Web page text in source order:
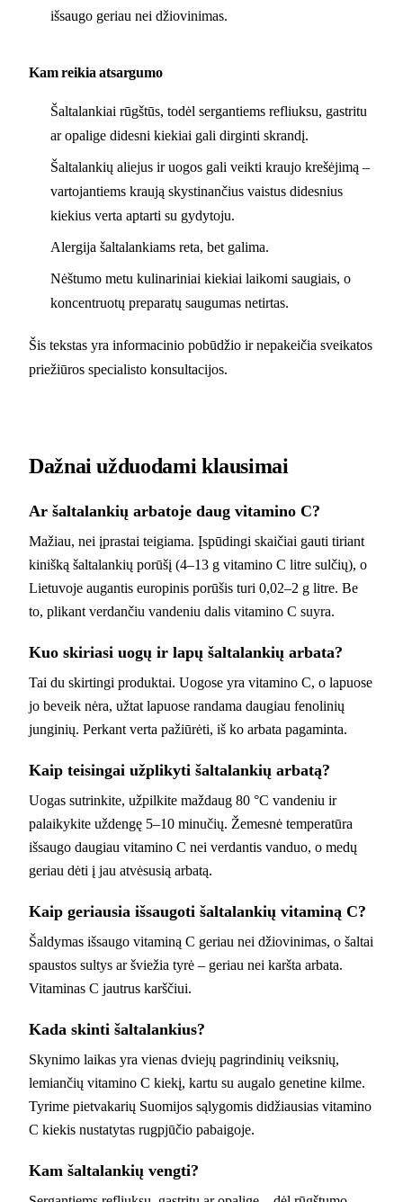
išsaugo geriau nei džiovinimas.
Kam reikia atsargumo
Šaltalankiai rūgštūs, todėl sergantiems refliuksu, gastritu
ar opalige didesni kiekiai gali dirginti skrandį.
Šaltalankių aliejus ir uogos gali veikti kraujo krešėjimą –
vartojantiems kraują skystinančius vaistus didesnius
kiekius verta aptarti su gydytoju.
Alergija šaltalankiams reta, bet galima.
Nėštumo metu kulinariniai kiekiai laikomi saugiais, o
koncentruotų preparatų saugumas netirtas.
Šis tekstas yra informacinio pobūdžio ir nepakeičia sveikatos
priežiūros specialisto konsultacijos.
Dažnai užduodami klausimai
Ar šaltalankių arbatoje daug vitamino C?
Mažiau, nei įprastai teigiama. Įspūdingi skaičiai gauti tiriant
kinišką šaltalankių porūšį (4–13 g vitamino C litre sulčių), o
Lietuvoje augantis europinis porūšis turi 0,02–2 g litre. Be
to, plikant verdančiu vandeniu dalis vitamino C suyra.
Kuo skiriasi uogų ir lapų šaltalankių arbata?
Tai du skirtingi produktai. Uogose yra vitamino C, o lapuose
jo beveik nėra, užtat lapuose randama daugiau fenolinių
junginių. Perkant verta pažiūrėti, iš ko arbata pagaminta.
Kaip teisingai užplikyti šaltalankių arbatą?
Uogas sutrinkite, užpilkite maždaug 80 °C vandeniu ir
palaikykite uždengę 5–10 minučių. Žemesnė temperatūra
išsaugo daugiau vitamino C nei verdantis vanduo, o medų
geriau dėti į jau atvėsusią arbatą.
Kaip geriausia išsaugoti šaltalankių vitaminą C?
Šaldymas išsaugo vitaminą C geriau nei džiovinimas, o šaltai
spaustos sultys ar šviežia tyrė – geriau nei karšta arbata.
Vitaminas C jautrus karščiui.
Kada skinti šaltalankius?
Skynimo laikas yra vienas dviejų pagrindinių veiksnių,
lemiančių vitamino C kiekį, kartu su augalo genetine kilme.
Tyrime pietvakarių Suomijos sąlygomis didžiausias vitamino
C kiekis nustatytas rugpjūčio pabaigoje.
Kam šaltalankių vengti?